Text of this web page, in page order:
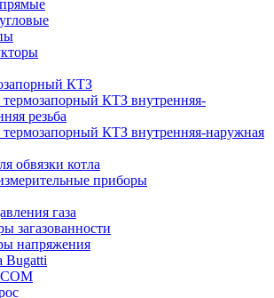
КТЗ
КТЗ внутренняя-
резьба
КТЗ внутренняя-наружная
обвязки котла
приборы
газа
загазованности
напряжения
Bugatti